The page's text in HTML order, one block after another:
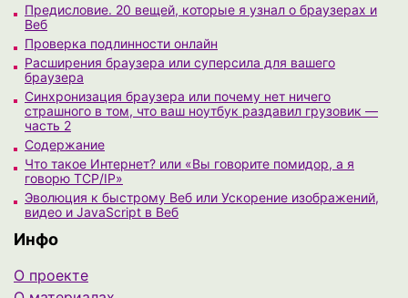
Предисловие. 20 вещей, которые я узнал о браузерах и
Веб
Проверка подлинности онлайн
Расширения браузера или суперсила для вашего
браузера
Синхронизация браузера или почему нет ничего
страшного в том, что ваш ноутбук раздавил грузовик —
часть 2
Содержание
Что такое Интернет? или «Вы говорите помидор, а я
говорю TCP/IP»
Эволюция к быстрому Веб или Ускорение изображений,
видео и JavaScript в Веб
Инфо
О проекте